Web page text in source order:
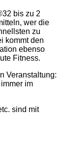
bis zu 2
wer die
zu
kommt den
ebenso
Fitness.
Veranstaltung:
im
sind mit